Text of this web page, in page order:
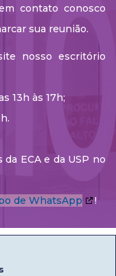
contato conosco
sua reunião.
nosso escritório
13h às 17h;
ECA e da USP no
de WhatsApp
!